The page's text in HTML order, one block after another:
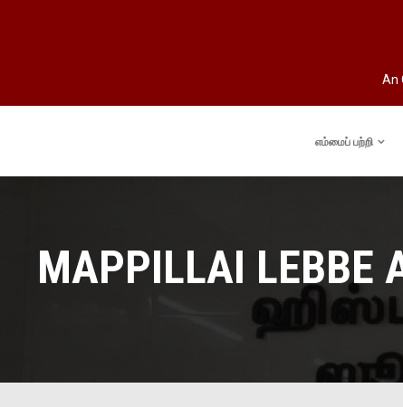
An
எம்மைப் பற்றி
MAPPILLAI